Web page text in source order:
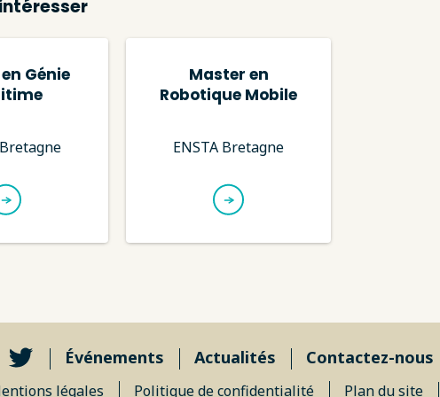
Génie
Master en
Robotique Mobile
ENSTA Bretagne
Événements Actualités Contactez-nous
légales Politique de confidentialité Plan du site